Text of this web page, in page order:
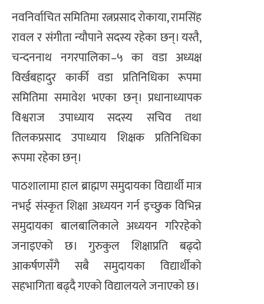
नवनिर्वाचित समितिमा रत्नप्रसाद रोकाया, रामसिंह
रावल र संगीता न्यौपाने सदस्य रहेका छन्। यस्तै,
चन्दननाथ नगरपालिका–५ का वडा अध्यक्ष
विर्खबहादुर कार्की वडा प्रतिनिधिका रूपमा
समितिमा समावेश भएका छन्। प्रधानाध्यापक
विश्वराज उपाध्याय सदस्य सचिव तथा
तिलकप्रसाद उपाध्याय शिक्षक प्रतिनिधिका
रूपमा रहेका छन्।
पाठशालामा हाल ब्राह्मण समुदायका विद्यार्थी मात्र
नभई संस्कृत शिक्षा अध्ययन गर्न इच्छुक विभिन्न
समुदायका बालबालिकाले अध्ययन गरिरहेको
जनाइएको छ। गुरुकुल शिक्षाप्रति बढ्दो
आकर्षणसँगै सबै समुदायका विद्यार्थीको
सहभागिता बढ्दै गएको विद्यालयले जनाएको छ।